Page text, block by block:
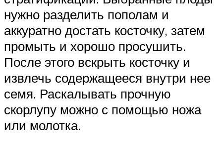
нужно разделить пополам и
аккуратно достать косточку, затем
промыть и хорошо просушить.
После этого вскрыть косточку и
извлечь содержащееся внутри нее
семя. Раскалывать прочную
скорлупу можно с помощью ножа
или молотка.